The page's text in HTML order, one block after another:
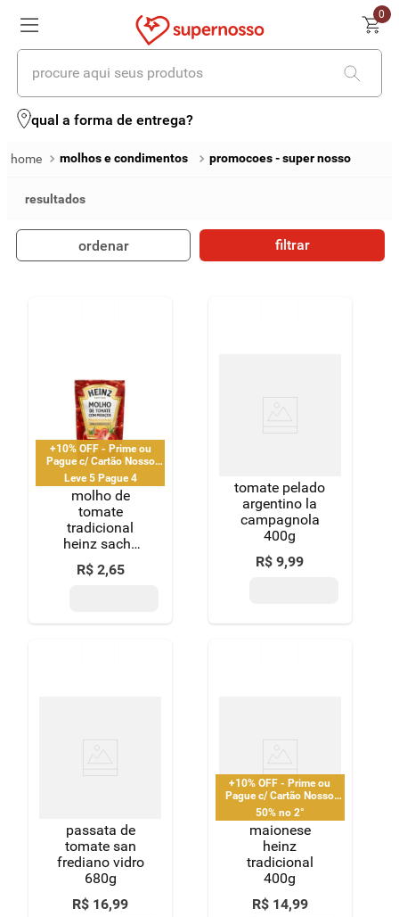
0
procure aqui seus produtos
qual a forma de entrega?
molhos e condimentos promocoes - super nosso
ordenar filtrar
+10% OFF - Prime ou
Pague c/ Cartão Nosso
PayLeve 5 Pague 4
molho de
tomate
tradicional
heinz sachê
240g
R$ 2,65
tomate pelado
argentino la
campagnola
400g
R$ 9,99
passata de
tomate san
frediano vidro
680g
R$ 16,99
+10% OFF - Prime ou
Pague c/ Cartão Nosso
Pay
50% no 2°
maionese
heinz
tradicional
400g
R$ 14,99
termos mais buscados
4º iogurte
detergente
º macarrão
10º chocolate